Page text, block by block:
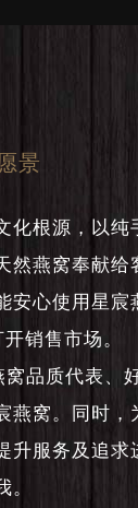
景
化根源，以纯
然燕窝奉献给
安心使用星宸
开销售市场。
品质代表、
燕窝。同时，
升服务及追求
。